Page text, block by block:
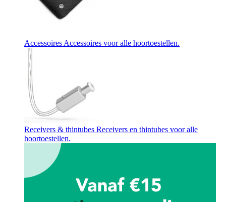
AccessoiresAccessoires voor alle hoortoestellen.
Receivers & thintubes Receivers en thintubes voor alle
hoortoestellen.